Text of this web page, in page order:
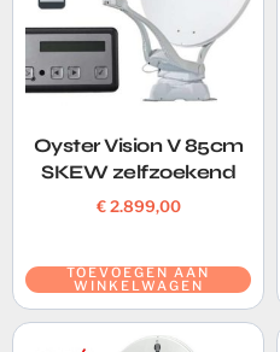
Oyster Vision V 85cm
SKEW zelfzoekend
€2.899,00
TOEVOEGEN AAN
WINKELWAGEN